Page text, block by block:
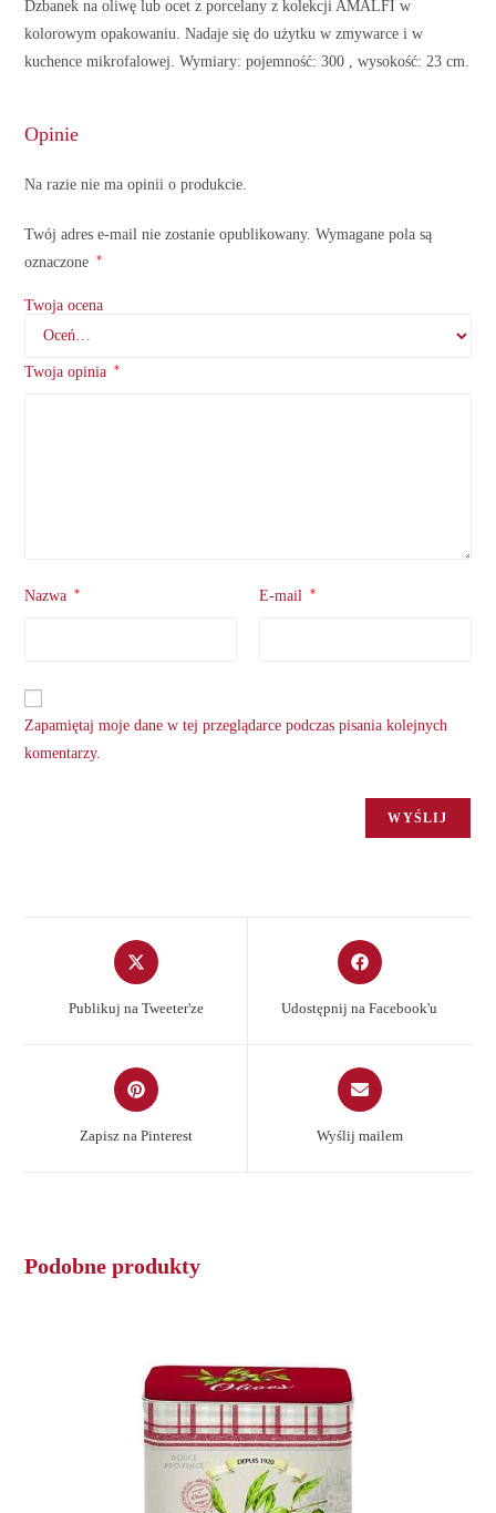
Dzbanek na oliwę lub ocet z porcelany z kolekcji AMALFI w
kolorowym opakowaniu. Nadaje się do użytku w zmywarce i w
kuchence mikrofalowej. Wymiary: pojemność: 300 , wysokość: 23 cm.
Opinie
Na razie nie ma opinii o produkcie.
Twój adres e-mail nie zostanie opublikowany. Wymagane pola są
oznaczone
*
Twoja ocena
Twoja opinia *
Nazwa * E-mail *
Zapamiętaj moje dane w tej przeglądarce podczas pisania kolejnych
komentarzy.
Opens
in
new
Publikuj na Tweeter'ze
Opens
in
new
Udostępnij na Facebook'u
Opens
in
Zapisz na Pinterest
Opens
in
new
Wyślij mailem
Podobne produkty